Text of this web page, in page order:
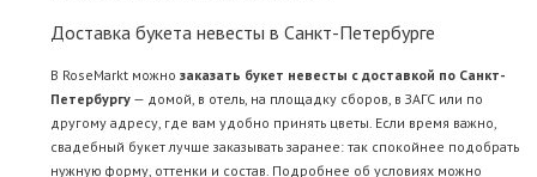
Доставка букета невесты в Санкт-Петербурге
В RoseMarkt можно заказать букет невесты с доставкой по Санкт-
Петербургу — домой, в отель, на площадку сборов, в ЗАГС или по
другому адресу, где вам удобно принять цветы. Если время важно,
свадебный букет лучше заказывать заранее: так спокойнее подобрать
нужную форму, оттенки и состав. Подробнее об условиях можно